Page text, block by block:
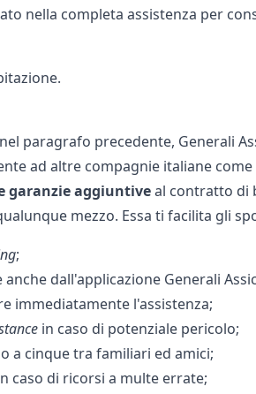
nella completa assistenza per
paragrafo precedente, Generali
ad altre compagnie italiane come
garanzieaggiuntiveal contratto di
mezzo. Essa ti facilita gli
;
anche dall'applicazione Generali
immediatamente l'assistenza;
in caso di potenziale pericolo;
a cinque tra familiari ed amici;
caso di ricorsi a multe errate;